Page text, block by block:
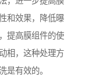
和效果，降低曝
提高膜组件的使
相，这种处理方
是有效的。